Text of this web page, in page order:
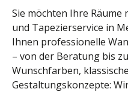
Sie möchten Ihre
und Tapezierservice in
Ihnen professionelle
– von der Beratung bis
Wunschfarben,
Gestaltungskonzepte: